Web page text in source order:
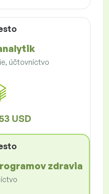
účtovníctvo
USD
zdravia